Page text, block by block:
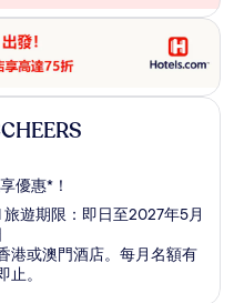
優惠*！
遊期限：即日至2027年5月
港或澳門酒店。每月名額有
止。